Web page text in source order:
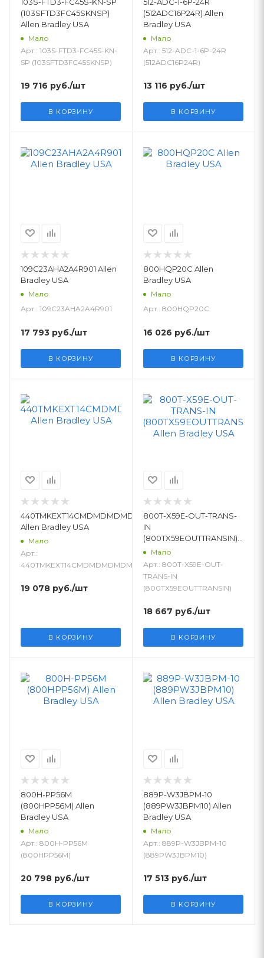
(103SFTD3FC45SKNSP)
Allen Bradley USA
Мало
Арт.: 103S-FTD3-FC45S-KN-
SP (103SFTD3FC45SKNSP)
19 716 руб./шт
В КОРЗИНУ
(512ADC16P24R) Allen
Bradley USA
Мало
Арт.: 512-ADC-1-6P-24R
(512ADC16P24R)
13 116 руб./шт
В КОРЗИНУ
109C23AHA2A4R901 Allen
Bradley USA
Мало
Арт.: 109C23AHA2A4R901
17 793 руб./шт
В КОРЗИНУ
800HQP20C Allen
Bradley USA
Мало
Арт.: 800HQP20C
16 026 руб./шт
В КОРЗИНУ
440TMKEXT14CMDMDMDMDMDM
Allen Bradley USA
Мало
Арт.:
440TMKEXT14CMDMDMDMDMDM
19 078 руб./шт
В КОРЗИНУ
800T-X59E-OUT-TRANS-
IN
(800TX59EOUTTRANSIN)
Allen Bradley USA
Мало
Арт.: 800T-X59E-OUT-
TRANS-IN
(800TX59EOUTTRANSIN)
18 667 руб./шт
В КОРЗИНУ
800H-PP56M
(800HPP56M) Allen
Bradley USA
Мало
Арт.: 800H-PP56M
(800HPP56M)
20 798 руб./шт
В КОРЗИНУ
889P-W3JBPM-10
(889PW3JBPM10) Allen
Bradley USA
Мало
Арт.: 889P-W3JBPM-10
(889PW3JBPM10)
17 513 руб./шт
В КОРЗИНУ